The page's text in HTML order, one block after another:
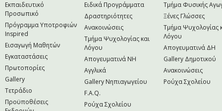
Εκπαιδευτικό
Προσωπικό
Πρόγραμμα Υποτροφιών
Inspired
Εισαγωγή Μαθητών
Εγκαταστάσεις
Πρωτοπορίες
Gallery
Τετράδιο
Προϋποθέσεις
Ειδικά Προγράμματα
Δραστηριότητες
Ανακοινώσεις
Τμήμα Ψυχολογίας και
Λόγου
Απογευματινά NH
Αγγλικά
Gallery Νηπιαγωγείου
F.A.Q.
Ρούχα Σχολείου
Τμήμα Φυσικής
Ξένες Γλώσσες
Τμήμα Ψυχολογίας
Λόγου
Απογευματινά ΔΗ
Gallery Δημοτικού
Ανακοινώσεις
Ρούχα Σχολείου